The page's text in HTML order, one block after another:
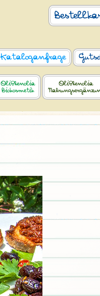
Kataloganfrage
OliPhenolia
Biokosmetik
OliPhenolia